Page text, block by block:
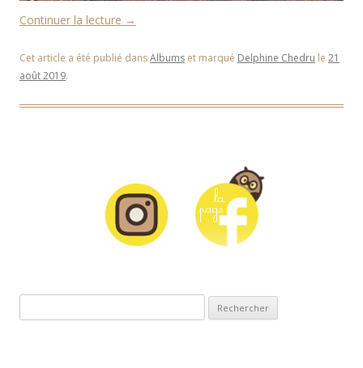
Continuer la lecture →
Cet article a été publié dansAlbums et marqué Delphine Chedru le 21
août 2019.